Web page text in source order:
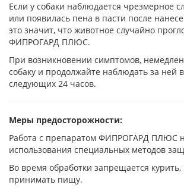
Если у собаки наблюдается чрезмерное
или появилась пена в пасти после
это значит, что животное случайно
ФИПРОГАРД ПЛЮС.
При возникновении симптомов,
собаку и продолжайте наблюдать за ней
следующих 24 часов.
Меры предосторожности:
Работа с препаратом ФИПРОГАРД ПЛЮС
использования специальных методов
Во время обработки запрещается курить,
принимать пищу.